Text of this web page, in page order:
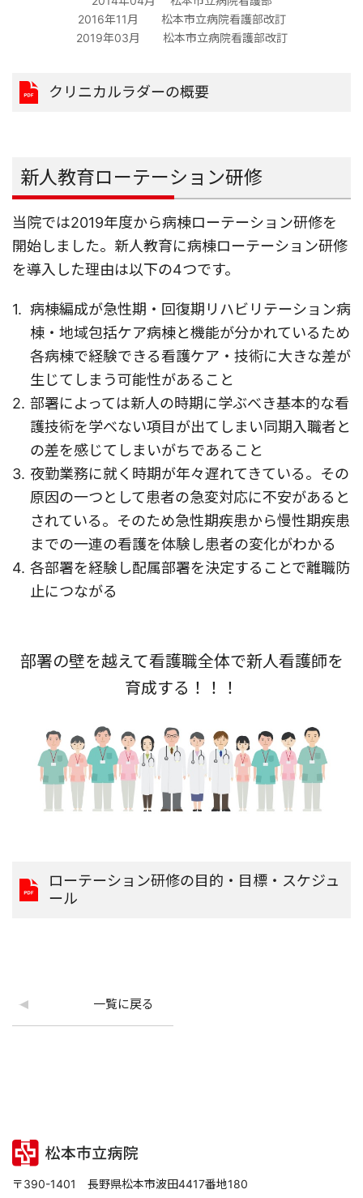
2016年11月 松本市立病院看護部改訂
2019年03月 松本市立病院看護部改訂
クリニカルラダーの概要
新人教育ローテーション研修
当院では2019年度から病棟ローテーション研修を
開始しました。新人教育に病棟ローテーション研修
を導入した理由は以下の4つです。
病棟編成が急性期・回復期リハビリテーション病
棟・地域包括ケア病棟と機能が分かれているため
各病棟で経験できる看護ケア・技術に大きな差が
生じてしまう可能性があること
部署によっては新人の時期に学ぶべき基本的な看
護技術を学べない項目が出てしまい同期入職者と
の差を感じてしまいがちであること
夜勤業務に就く時期が年々遅れてきている。その
原因の一つとして患者の急変対応に不安があると
されている。そのため急性期疾患から慢性期疾患
までの一連の看護を体験し患者の変化がわかる
各部署を経験し配属部署を決定することで離職防
止につながる
部署の壁を越えて看護職全体で新人看護師を
育成する！！！
ローテーション研修の目的・目標・スケジュ
ール
一覧に戻る
〒390-1401 長野県松本市波田4417番地180